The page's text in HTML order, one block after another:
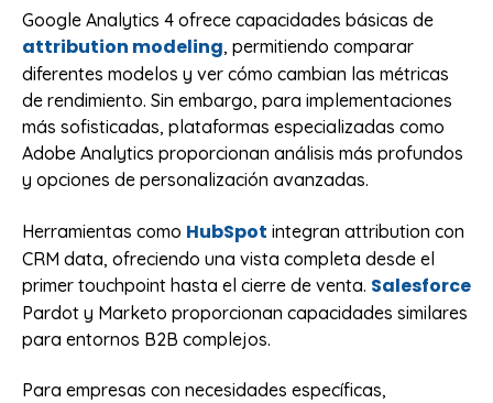
Google Analytics 4 ofrece capacidades básicas de
attribution modeling, permitiendo comparar
diferentes modelos y ver cómo cambian las métricas
de rendimiento. Sin embargo, para implementaciones
más sofisticadas, plataformas especializadas como
Adobe Analytics proporcionan análisis más profundos
y opciones de personalización avanzadas.
Herramientas como HubSpot integran attribution con
CRM data, ofreciendo una vista completa desde el
primer touchpoint hasta el cierre de venta. Salesforce
Pardot y Marketo proporcionan capacidades similares
para entornos B2B complejos.
Para empresas con necesidades específicas,